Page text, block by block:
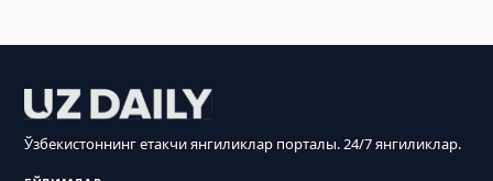
Ўзбекистоннинг етакчи янгиликлар порталы. 24/7 янгиликлар.